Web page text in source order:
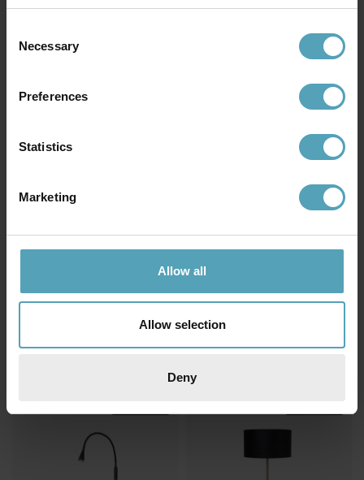
Selection
Necessary
Preferences
Statistics
Marketing
Allow all
Allow selection
Deny
500 kr
KAMPANJ
Fold 160cm golvlampa
1 671 kr